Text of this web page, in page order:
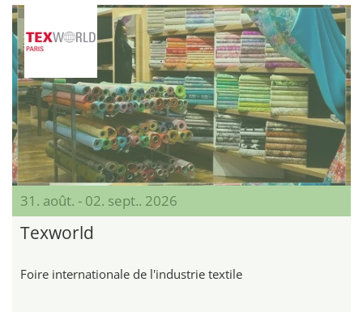
31. août. - 02. sept.. 2026
Texworld
Foire internationale de l'industrie textile